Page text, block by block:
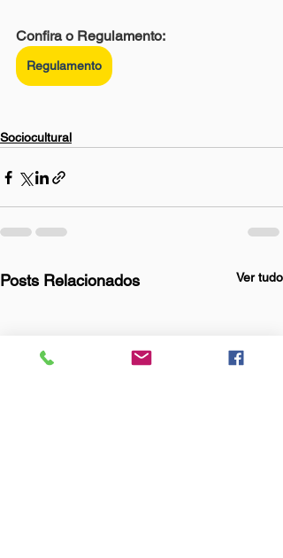
Confira o Regulamento:
Regulamento
Sociocultural
Posts Relacionados Ver tudo